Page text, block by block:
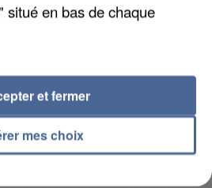
situé en bas de chaque
mes choix
et fermer